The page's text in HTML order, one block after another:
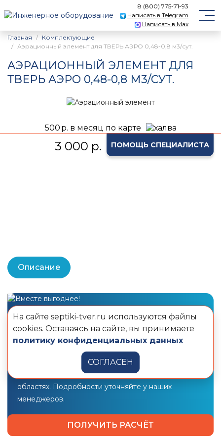
8 (800) 775-71-93
Написать в Telegram
Написать в Max
Главная
Комплектующие
Аэрационный элемент для ТВЕРЬ АЭРО 0,48-0,8 м3/сут.
АЭРАЦИОННЫЙ ЭЛЕМЕНТ ДЛЯ
ТВЕРЬ АЭРО 0,48-0,8 М3/СУТ.
500 р. в месяц по карте
3 000 р. ПОМОЩЬ СПЕЦИАЛИСТА
Описание
Закажи станцию ТВЕРЬ + кессони получи
дополнительную скидку
10 000 рублейна монтаж!
Предложение действует в Москве и Санкт-
Петербурге, Московской и Ленинградской
областях. Подробности уточняйте у наших
менеджеров.
ПОЛУЧИТЬ РАСЧЁТ
На сайте septiki-tver.ru используются файлы
cookies. Оставаясь на сайте, вы принимаете
политику конфиденциальных данных
СОГЛАСЕН